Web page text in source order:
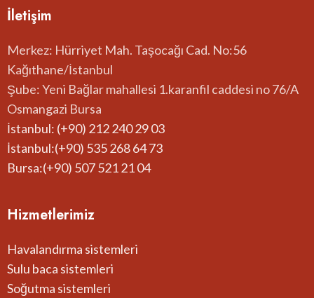
İletişim
Merkez: Hürriyet Mah. Taşocağı Cad. No:56
Kağıthane/İstanbul
Şube: Yeni Bağlar mahallesi 1.karanfil caddesi no 76/A
Osmangazi Bursa
İstanbul: (+90) 212 240 29 03
İstanbul:(+90) 535 268 64 73
Bursa:(+90) 507 521 21 04
Hizmetlerimiz
Havalandırma sistemleri
Sulu baca sistemleri
Soğutma sistemleri